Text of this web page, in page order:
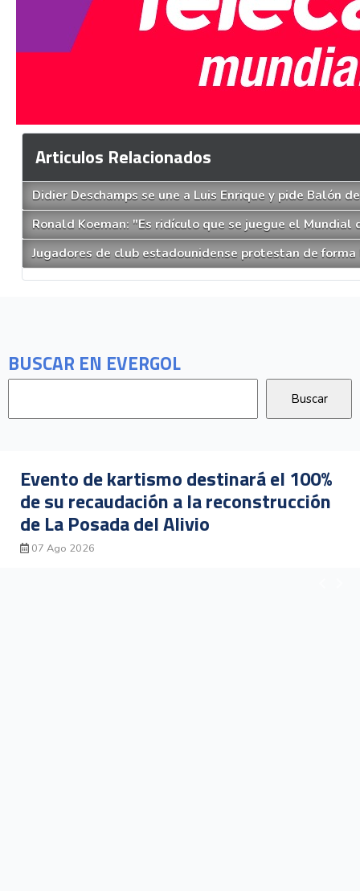
BUSCAR EN EVERGOL
de kartismo destinará el 100%
recaudación a la reconstrucción
Posada del Alivio
2026
Articulos Relacionados
Didier Deschamps se une a Luis Enrique y pide Balón
Ronald Koeman: "Es ridículo que se juegue el
Jugadores de club estadounidense protestan de